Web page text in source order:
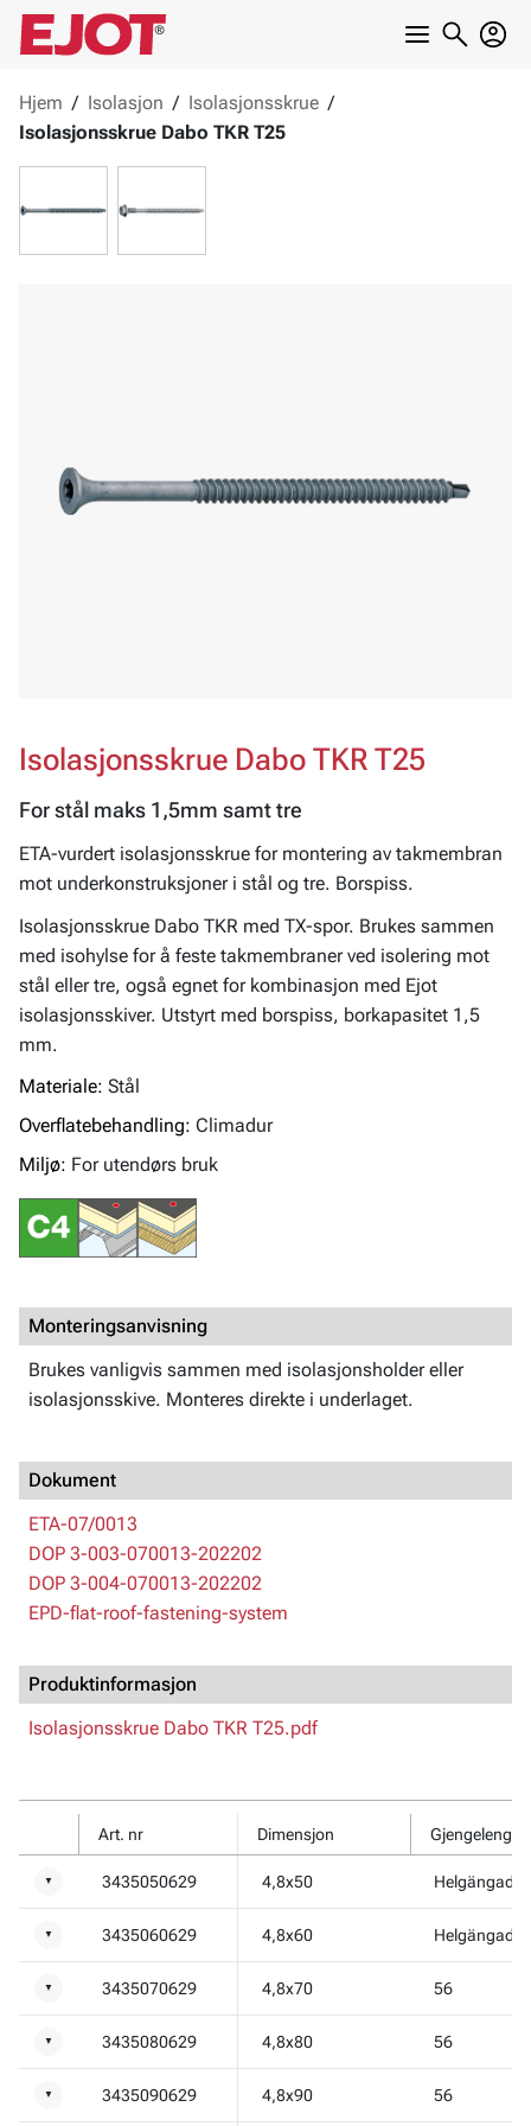
Hjem / Isolasjon / Isolasjonsskrue /
Isolasjonsskrue Dabo TKR T25
Isolasjonsskrue Dabo TKR T25
For stål maks 1,5mm samt tre
ETA-vurdert isolasjonsskrue for montering av takmembran
mot underkonstruksjoner i stål og tre. Borspiss.
Isolasjonsskrue Dabo TKR med TX-spor. Brukes sammen
med isohylse for å feste takmembraner ved isolering mot
stål eller tre, også egnet for kombinasjon med Ejot
isolasjonsskiver. Utstyrt med borspiss, borkapasitet 1,5
mm.
Materiale: Stål
Overflatebehandling: Climadur
Miljø: For utendørs bruk
Monteringsanvisning
Brukes vanligvis sammen med isolasjonsholder eller
isolasjonsskive. Monteres direkte i underlaget.
Dokument
ETA-07/0013
DOP 3-003-070013-202202
DOP 3-004-070013-202202
EPD-flat-roof-fastening-system
Produktinformasjon
Isolasjonsskrue Dabo TKR T25.pdf
Art. nr Dimensjon
▼ 3435050629 4,8x50 Helgängad
▼ 3435060629 4,8x60 Helgängad
▼ 3435070629 4,8x70 56
▼ 3435080629 4,8x80 56
▼ 3435090629 4,8x90 56